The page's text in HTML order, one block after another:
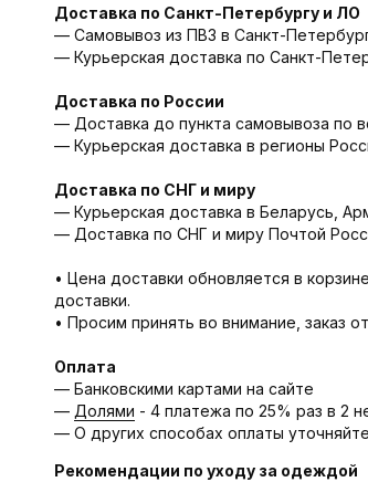
Доставка по Санкт-Петербургу и ЛО
— Cамовывоз из ПВЗ в Санкт-
— Курьерская доставка по Санкт-
Доставка по России
— Доставка до пункта самовывоза по
— Курьерская доставка в регионы
Доставка по СНГ и миру
— Курьерская доставка в Беларусь,
— Доставка по СНГ и миру Почтой
• Цена доставки обновляется в
доставки.
• Просим принять во внимание, заказ
Оплата
— Банковскими картами на сайте
— Долями - 4 платежа по 25% раз в 2
— О других способах оплаты
Рекомендации по уходу за одеждой